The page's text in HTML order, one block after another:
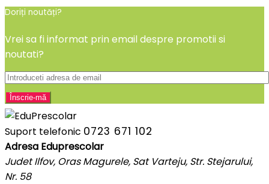
Doriți noutăți?
Vrei sa fi informat prin email despre promotii si
noutati?
Suport telefonic 0723 671 102
Adresa Eduprescolar
Judet Ilfov, Oras Magurele, Sat Varteju, Str. Stejarului,
Nr. 58